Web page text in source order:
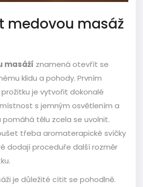
medovou masáž
masáží znamená otevřít se
klidu a pohody. Prvním
je vytvořit dokonalé
s jemným osvětlením a
tělu zcela se uvolnit.
třeba aromaterapické svíčky
dodají proceduře další rozměr
je důležité cítit se pohodlně.